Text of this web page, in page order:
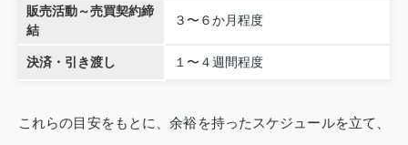
販売活動～売買契約締
結
３〜６か月程度
決済・引き渡し １〜４週間程度
これらの目安をもとに、余裕を持ったスケジュールを立て、